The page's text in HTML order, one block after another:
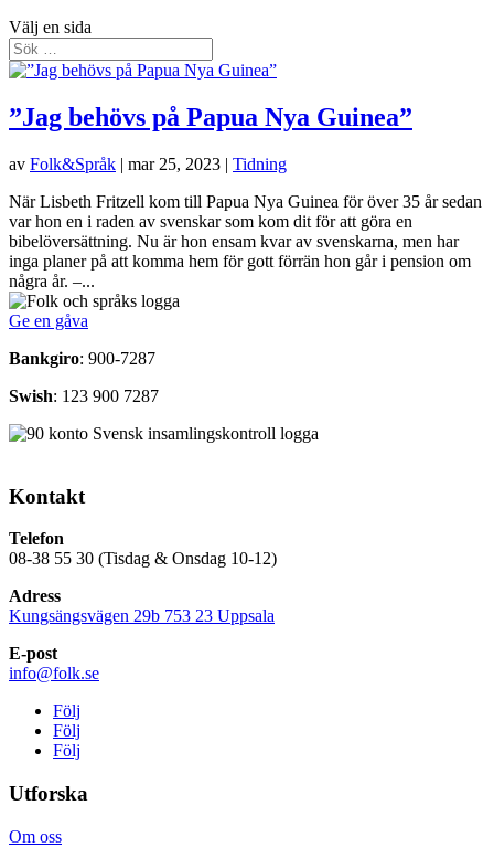
Välj en sida
”Jag behövs på Papua Nya Guinea”
av Folk&Språk | mar 25, 2023 | Tidning
När Lisbeth Fritzell kom till Papua Nya Guinea för över 35 år sedan
var hon en i raden av svenskar som kom dit för att göra en
bibelöversättning. Nu är hon ensam kvar av svenskarna, men har
inga planer på att komma hem för gott förrän hon går i pension om
några år. –...
Ge en gåva
Bankgiro: 900-7287
Swish: 123 900 7287
Kontakt
Telefon
08-38 55 30 (Tisdag & Onsdag 10-12)
Adress
Kungsängsvägen 29b 753 23 Uppsala
E-post
info@folk.se
Följ
Följ
Följ
Utforska
Om oss